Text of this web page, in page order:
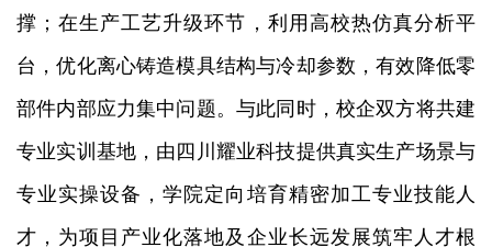
撑；在生产工艺升级环节，利用高校热仿真分析平
台，优化离心铸造模具结构与冷却参数，有效降低零
部件内部应力集中问题。与此同时，校企双方将共建
专业实训基地，由四川耀业科技提供真实生产场景与
专业实操设备，学院定向培育精密加工专业技能人
才，为项目产业化落地及企业长远发展筑牢人才根